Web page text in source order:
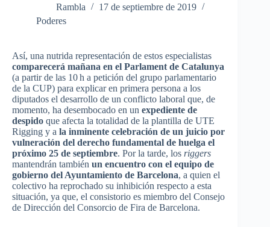
Rambla
17 de septiembre de 2019
Poderes
Así, una nutrida representación de estos especialistas
comparecerá mañana en el Parlament de Catalunya
(a partir de las 10 h a petición del grupo parlamentario
de la CUP) para explicar en primera persona a los
diputados el desarrollo de un conflicto laboral que, de
momento, ha desembocado en un expediente de
despido que afecta la totalidad de la plantilla de UTE
Rigging y a la inminente celebración de un juicio por
vulneración del derecho fundamental de huelga el
próximo 25 de septiembre. Por la tarde, los riggers
mantendrán también un encuentro con el equipo de
gobierno del Ayuntamiento de Barcelona, a quien el
colectivo ha reprochado su inhibición respecto a esta
situación, ya que, el consistorio es miembro del Consejo
de Dirección del Consorcio de Fira de Barcelona.